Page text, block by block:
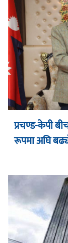
प्रचण्ड-केपी
रूपमा अघि